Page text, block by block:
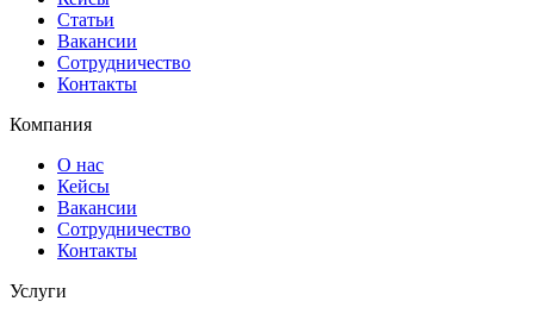
Статьи
Вакансии
Сотрудничество
Контакты
Компания
О нас
Кейсы
Вакансии
Сотрудничество
Контакты
Услуги